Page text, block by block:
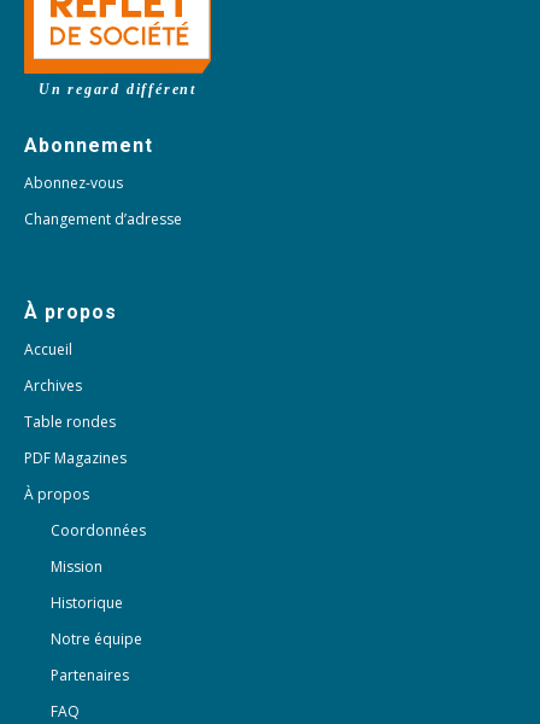
Un regard différent
Abonnement
Abonnez-vous
Changement d’adresse
À propos
Accueil
Archives
Table rondes
PDF Magazines
À propos
Coordonnées
Mission
Historique
Notre équipe
Partenaires
FAQ